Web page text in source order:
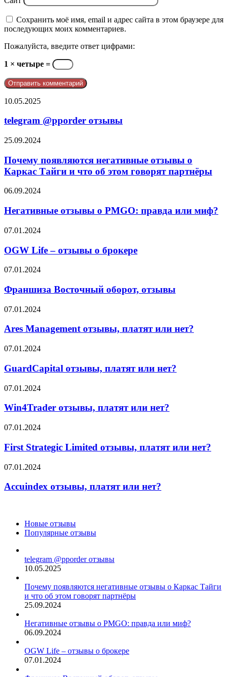
Сохранить моё имя, email и адрес сайта в этом браузере для
последующих моих комментариев.
Пожалуйста, введите ответ цифрами:
1 × четыре =
telegram
отзывы
10.05.2025
telegram @pporder отзывы
Почему
негативные
отзывы
о
Тайги
что
этом
партнёры
25.09.2024
Почему появляются негативные отзывы о
Каркас Тайги и что об этом говорят партнёры
Негативные
о
PMGO:
правда
или
миф?
06.09.2024
Негативные отзывы о PMGO: правда или миф?
OGW
–
отзывы
о
07.01.2024
OGW Life – отзывы о брокере
Франшиза
оборот,
отзывы
07.01.2024
Франшиза Восточный оборот, отзывы
Ares
отзывы,
или
07.01.2024
Ares Management отзывы, платят или нет?
GuardCapital
платят
или
нет?
07.01.2024
GuardCapital отзывы, платят или нет?
Win4Trader
платят
нет?
07.01.2024
Win4Trader отзывы, платят или нет?
First
Limited
отзывы,
платят
или
нет?
07.01.2024
First Strategic Limited отзывы, платят или нет?
Accuindex
платят
07.01.2024
Accuindex отзывы, платят или нет?
Новые отзывы
Популярные отзывы
telegram @pporder отзывы
10.05.2025
Почему появляются негативные отзывы о Каркас Тайги
и что об этом говорят партнёры
25.09.2024
Негативные отзывы о PMGO: правда или миф?
06.09.2024
OGW Life – отзывы о брокере
07.01.2024